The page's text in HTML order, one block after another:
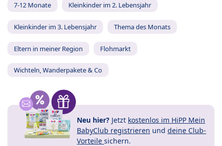
7-12 Monate Kleinkinder im 2. Lebensjahr
Kleinkinder im 3. Lebensjahr Thema des Monats
Eltern in meiner Region Flohmarkt
Wichteln, Wanderpakete & Co
Neu hier? Jetzt kostenlos im HiPP Mein
BabyClub registrieren und deine Club-
Vorteile sichern.